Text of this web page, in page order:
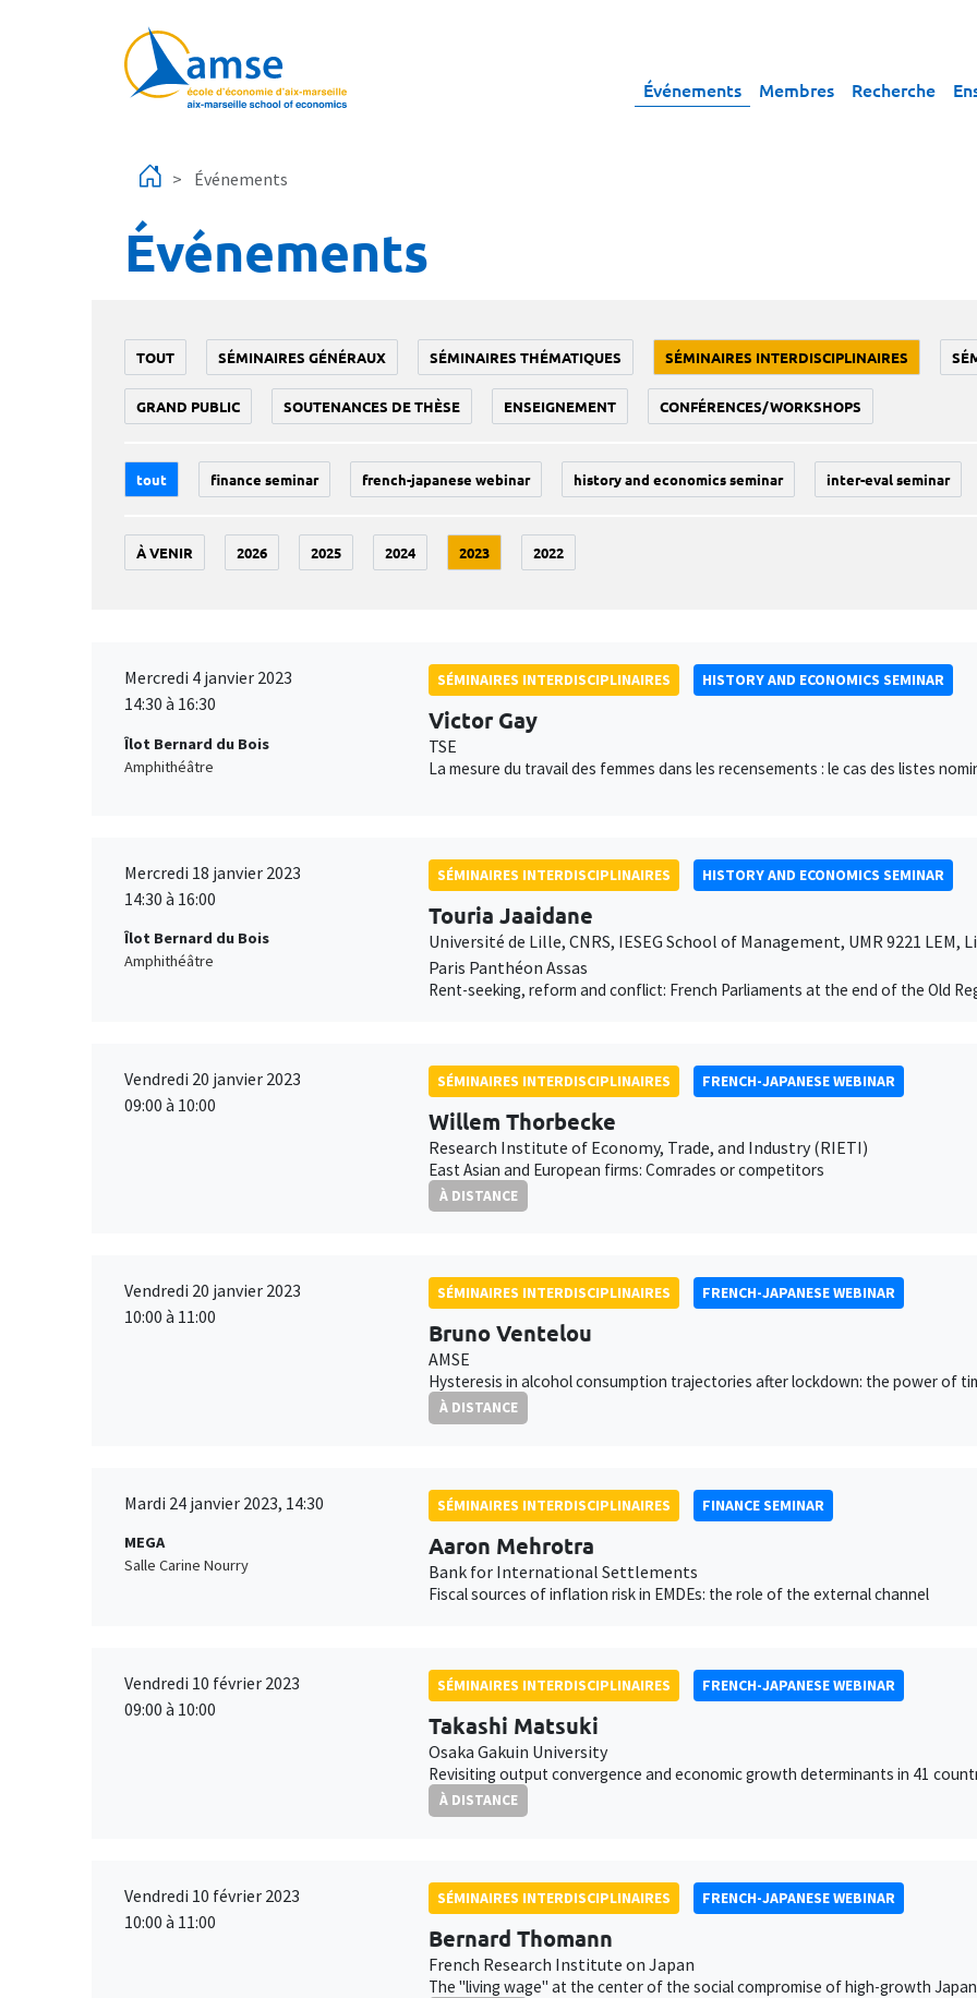
Événements Membres Recherche
Événements
Événements
TOUT SÉMINAIRES GÉNÉRAUX SÉMINAIRES THÉMATIQUES SÉMINAIRES INTERDISCIPLINAIRES
GRAND PUBLIC SOUTENANCES DE THÈSE ENSEIGNEMENT CONFÉRENCES/WORKSHOPS
tout finance seminar french-japanese webinar history and economics seminar inter-eval seminar
À VENIR 2026 2025 2024 2023 2022
Mercredi 4 janvier 2023
14:30 à 16:30
Îlot Bernard du Bois
Amphithéâtre
SÉMINAIRES INTERDISCIPLINAIRES HISTORY AND ECONOMICS SEMINAR
Victor Gay
TSE
La mesure du travail des femmes dans les recensements : le cas des listes
Mercredi 18 janvier 2023
14:30 à 16:00
Îlot Bernard du Bois
Amphithéâtre
SÉMINAIRES INTERDISCIPLINAIRES HISTORY AND ECONOMICS SEMINAR
Touria Jaaidane
Université de Lille, CNRS, IESEG School of Management, UMR 9221
Paris Panthéon Assas
Rent-seeking, reform and conflict: French Parliaments at the end of the Old
Vendredi 20 janvier 2023
09:00 à 10:00
SÉMINAIRES INTERDISCIPLINAIRES FRENCH-JAPANESE WEBINAR
Willem Thorbecke
Research Institute of Economy, Trade, and Industry (RIETI)
East Asian and European firms: Comrades or competitors
À DISTANCE
Vendredi 20 janvier 2023
10:00 à 11:00
SÉMINAIRES INTERDISCIPLINAIRES FRENCH-JAPANESE WEBINAR
Bruno Ventelou
AMSE
Hysteresis in alcohol consumption trajectories after lockdown: the power of
À DISTANCE
Mardi 24 janvier 2023, 14:30
MEGA
Salle Carine Nourry
SÉMINAIRES INTERDISCIPLINAIRES FINANCE SEMINAR
Aaron Mehrotra
Bank for International Settlements
Fiscal sources of inflation risk in EMDEs: the role of the external channel
Vendredi 10 février 2023
09:00 à 10:00
SÉMINAIRES INTERDISCIPLINAIRES FRENCH-JAPANESE WEBINAR
Takashi Matsuki
Osaka Gakuin University
Revisiting output convergence and economic growth determinants in 41
À DISTANCE
Vendredi 10 février 2023
10:00 à 11:00
SÉMINAIRES INTERDISCIPLINAIRES FRENCH-JAPANESE WEBINAR
Bernard Thomann
French Research Institute on Japan
The "living wage" at the center of the social compromise of high-growth